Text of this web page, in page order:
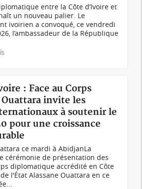
entre la Côte d’Ivoire et
un nouveau palier. Le
ivoirien a convoqué, ce vendredi
l’ambassadeur de la République
: Face au Corps
invite les
à soutenir le
pour une croissance
ce mardi à AbidjanLa
cérémonie de présentation des
diplomatique accrédité en Côte
l'État Alassane Ouattara en ce